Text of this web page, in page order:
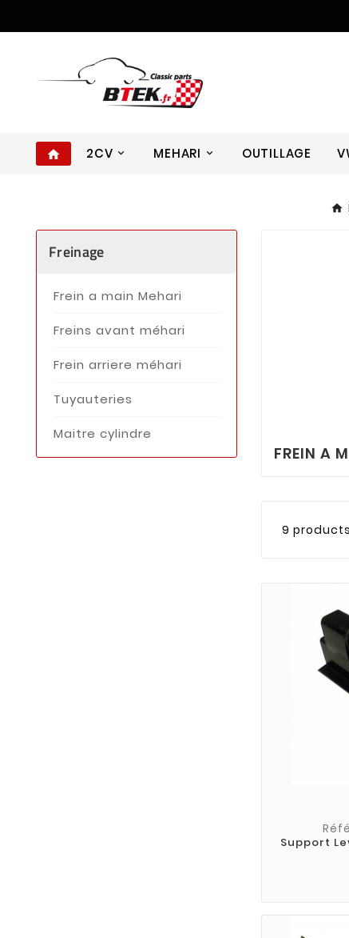
home 2CV MEHARI OUTILLAGE
Freinage
Frein a main Mehari
Freins avant méhari
Frein arriere méhari
Tuyauteries
Maitre cylindre
FREIN A
9 products
Support